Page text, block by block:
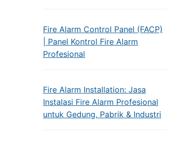
Fire Alarm Control Panel (FACP)
| Panel Kontrol Fire Alarm
Profesional
Fire Alarm Installation: Jasa
Instalasi Fire Alarm Profesional
untuk Gedung, Pabrik & Industri